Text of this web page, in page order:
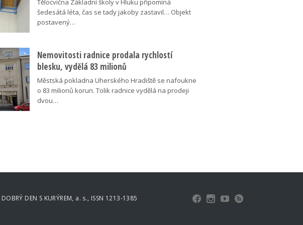
Tělocvična Základní školy v Hluku připomíná
šedesátá léta, čas se tady jakoby zastavil… Objekt
postavený…
Nemovitosti radnice prodala rychlostí
blesku, vydělá 83 milionů
Městská pokladna Uherského Hradiště se nafoukne
o 83 milionů korun. Tolik radnice vydělá na prodeji
dvou…
DOBRÝ DEN S KURÝREM, a. s., ISSN 1213-1385